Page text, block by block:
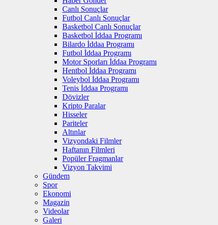
Canlı Sonuçlar
Futbol Canlı Sonuçlar
Basketbol Canlı Sonuçlar
Basketbol İddaa Programı
Bilardo İddaa Programı
Futbol İddaa Programı
Motor Sporları İddaa Programı
Hentbol İddaa Programı
Voleybol İddaa Programı
Tenis İddaa Programı
Dövizler
Kripto Paralar
Hisseler
Pariteler
Altınlar
Vizyondaki Filmler
Haftanın Filmleri
Popüler Fragmanlar
Vizyon Takvimi
Gündem
Spor
Ekonomi
Magazin
Videolar
Galeri